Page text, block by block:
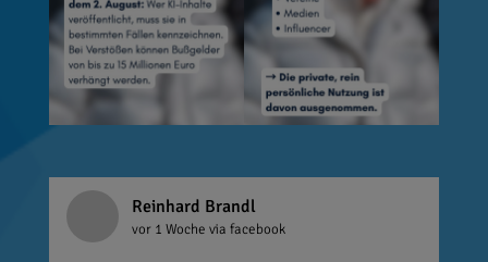
Reinhard Brandl
vor 1 Woche via facebook